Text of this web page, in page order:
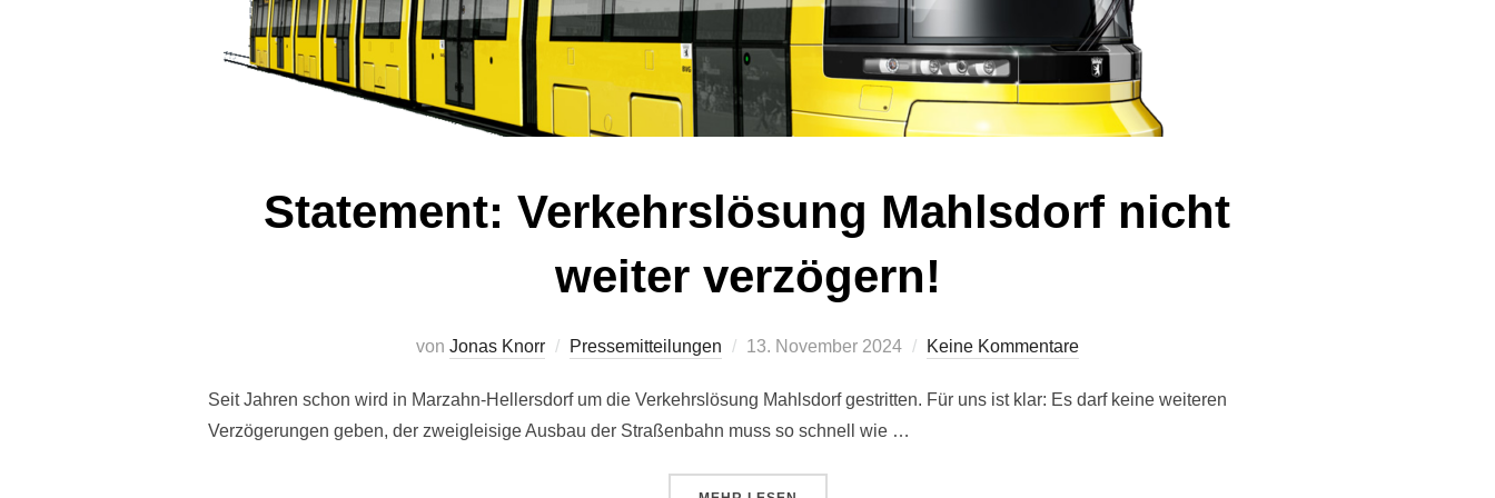
Statement: Verkehrslösung Mahlsdorf nicht
weiter verzögern!
von Jonas Knorr Pressemitteilungen
Veröffentlicht
13. November 2024 Keine Kommentare
Seit Jahren schon wird in Marzahn-Hellersdorf um die Verkehrslösung Mahlsdorf gestritten. Für uns ist klar: Es darf keine weiteren
Verzögerungen geben, der zweigleisige Ausbau der Straßenbahn muss so schnell wie …